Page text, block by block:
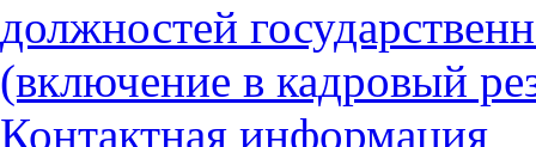
должностей
(включение в кадровый
Контактная информация